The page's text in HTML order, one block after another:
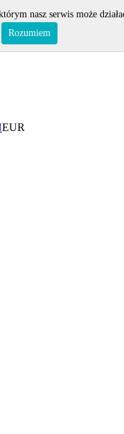
EUR
nasz serwis może
Rozumiem